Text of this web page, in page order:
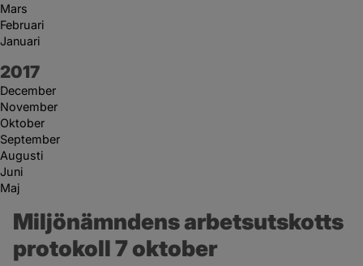
Mars
Februari
Januari
År:
2017
December
November
Oktober
September
Augusti
Juni
Maj
Miljönämndens arbetsutskotts
protokoll 7 oktober